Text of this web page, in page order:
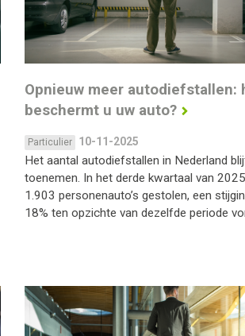
Opnieuw meer autodiefstallen:
beschermt u uw auto?
Particulier 10-11-2025
Het aantal autodiefstallen in Nederland
toenemen. In het derde kwartaal van
1.903 personenauto’s gestolen, een
18% ten opzichte van dezelfde periode